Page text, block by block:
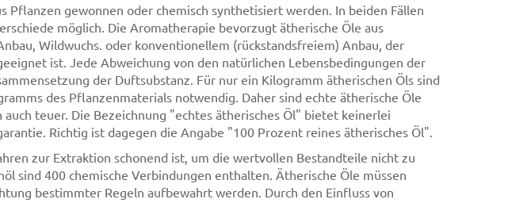
Pflanzen gewonnen oder chemisch synthetisiert werden. In beiden Fällen
möglich. Die Aromatherapie bevorzugt ätherische Öle aus
Wildwuchs. oder konventionellem (rückstandsfreiem) Anbau, der
ist. Jede Abweichung von den natürlichen Lebensbedingungen der
der Duftsubstanz. Für nur ein Kilogramm ätherischen Öls sind
des Pflanzenmaterials notwendig. Daher sind echte ätherische Öle
auch teuer. Die Bezeichnung "echtes ätherisches Öl" bietet keinerlei
Richtig ist dagegen die Angabe "100 Prozent reines ätherisches Öl".
zur Extraktion schonend ist, um die wertvollen Bestandteile nicht zu
sind 400 chemische Verbindungen enthalten. Ätherische Öle müssen
bestimmter Regeln aufbewahrt werden. Durch den Einfluss von